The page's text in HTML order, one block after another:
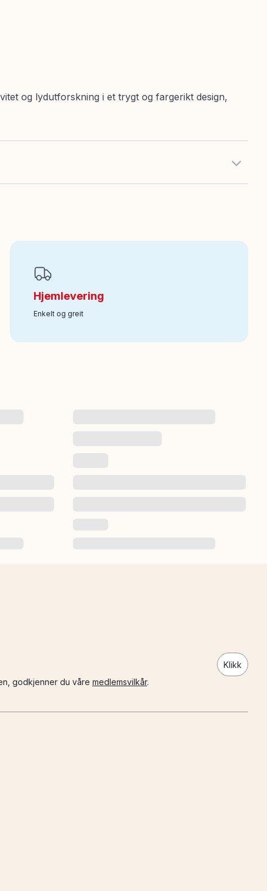
og lydutforskning i et trygt og fargerikt design,
Hjemlevering
Enkelt og greit
Klikk
godkjenner du våre medlemsvilkår.